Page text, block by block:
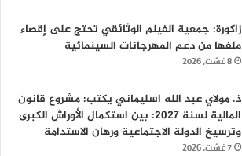
زاكورة: جمعية الفيلم الوثائقي تحتج على إقصاء
ملفها من دعم المهرجانات السينمائية
8 غشت، 2026
ذ. مولاي عبد الله اسليماني يكتب: مشروع قانون
المالية لسنة 2027: بين استكمال الأوراش الكبرى
وترسيخ الدولة الاجتماعية ورهان الاستدامة
7 غشت، 2026